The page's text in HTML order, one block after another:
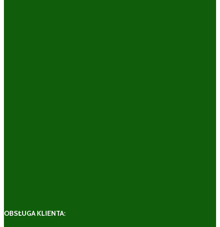
OBSŁUGA KLIENTA: